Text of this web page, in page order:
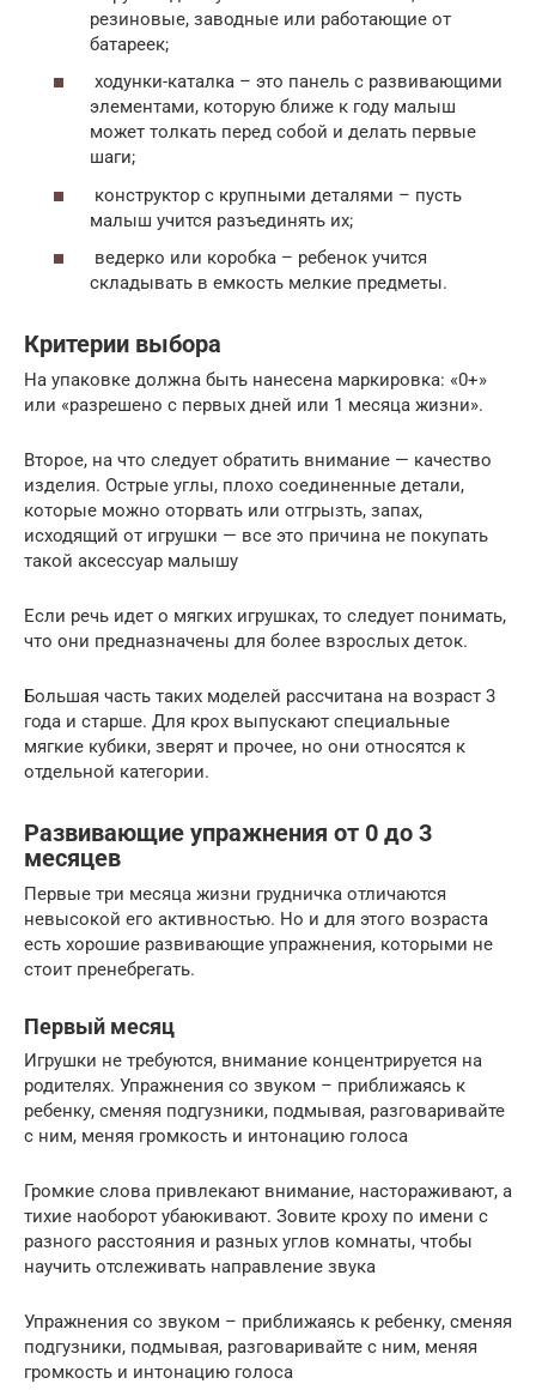
резиновые, заводные или работающие от
батареек;
ходунки-каталка – это панель с развивающими
элементами, которую ближе к году малыш
может толкать перед собой и делать первые
шаги;
конструктор с крупными деталями – пусть
малыш учится разъединять их;
ведерко или коробка – ребенок учится
складывать в емкость мелкие предметы.
Критерии выбора
На упаковке должна быть нанесена маркировка: «0+»
или «разрешено с первых дней или 1 месяца жизни».
Второе, на что следует обратить внимание — качество
изделия. Острые углы, плохо соединенные детали,
которые можно оторвать или отгрызть, запах,
исходящий от игрушки — все это причина не покупать
такой аксессуар малышу
Если речь идет о мягких игрушках, то следует понимать,
что они предназначены для более взрослых деток.
Большая часть таких моделей рассчитана на возраст 3
года и старше. Для крох выпускают специальные
мягкие кубики, зверят и прочее, но они относятся к
отдельной категории.
Развивающие упражнения от 0 до 3
месяцев
Первые три месяца жизни грудничка отличаются
невысокой его активностью. Но и для этого возраста
есть хорошие развивающие упражнения, которыми не
стоит пренебрегать.
Первый месяц
Игрушки не требуются, внимание концентрируется на
родителях. Упражнения со звуком – приближаясь к
ребенку, сменяя подгузники, подмывая, разговаривайте
с ним, меняя громкость и интонацию голоса
Громкие слова привлекают внимание, настораживают, а
тихие наоборот убаюкивают. Зовите кроху по имени с
разного расстояния и разных углов комнаты, чтобы
научить отслеживать направление звука
Упражнения со звуком – приближаясь к ребенку, сменяя
подгузники, подмывая, разговаривайте с ним, меняя
громкость и интонацию голоса